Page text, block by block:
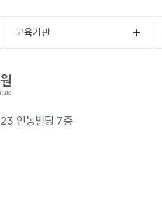
교육기관
인농빌딩 7층